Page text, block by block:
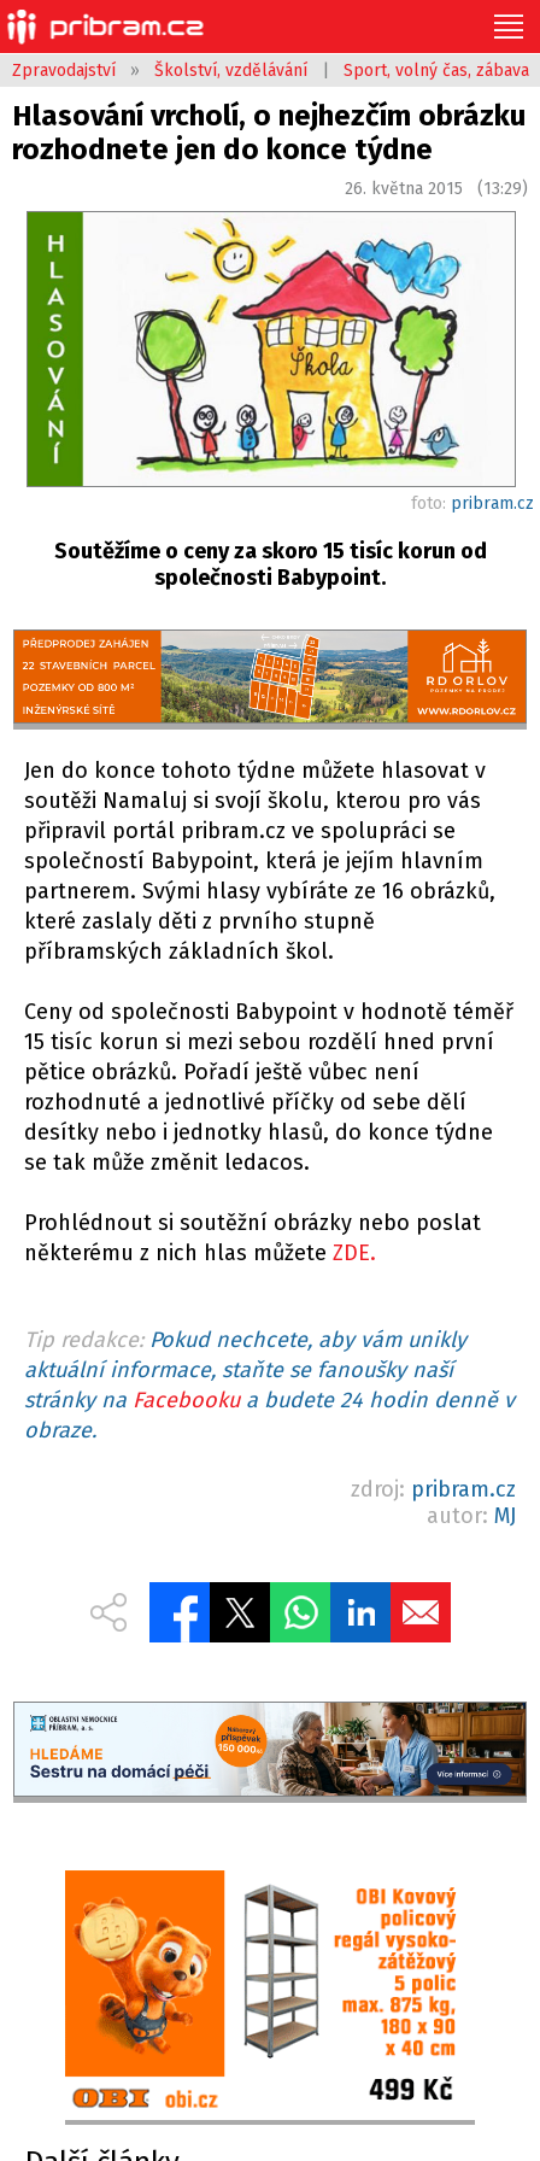
Zpravodajství » Školství, vzdělávání Sport, volný čas, zábava
Hlasování vrcholí, o nejhezčím obrázku
rozhodnete jen do konce týdne
26. května 2015 (13:29)
foto: pribram.cz
Soutěžíme o ceny za skoro 15 tisíc korun od
společnosti Babypoint.
Jen do konce tohoto týdne můžete hlasovat v
soutěži Namaluj si svojí školu, kterou pro vás
připravil portál pribram.cz ve spolupráci se
společností Babypoint, která je jejím hlavním
partnerem. Svými hlasy vybíráte ze 16 obrázků,
které zaslaly děti z prvního stupně
příbramských základních škol.
Ceny od společnosti Babypoint v hodnotě téměř
15 tisíc korun si mezi sebou rozdělí hned první
pětice obrázků. Pořadí ještě vůbec není
rozhodnuté a jednotlivé příčky od sebe dělí
desítky nebo i jednotky hlasů, do konce týdne
se tak může změnit ledacos.
Prohlédnout si soutěžní obrázky nebo poslat
některému z nich hlas můžete ZDE.
Tip redakce: Pokud nechcete, aby vám unikly
aktuální informace, staňte se fanoušky naší
stránky na Facebookua budete 24 hodin denně v
obraze.
zdroj: pribram.cz
autor: MJ